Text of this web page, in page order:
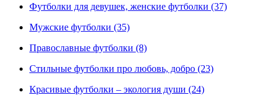
Футболки для девушек, женские футболки (37)
Мужские футболки (35)
Православные футболки (8)
Стильные футболки про любовь, добро (23)
Красивые футболки – экология души (24)